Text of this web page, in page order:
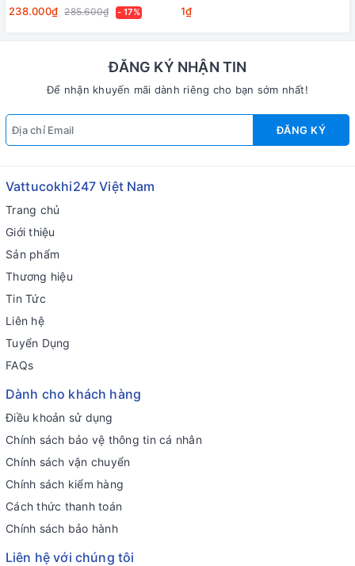
238.000₫ 285.600₫ - 17%
1₫
ĐĂNG KÝ NHẬN TIN
Để nhận khuyến mãi dành riêng cho bạn sớm nhất!
ĐĂNG KÝ
Vattucokhi247 Việt Nam
Trang chủ
Giới thiệu
Sản phẩm
Thương hiệu
Tin Tức
Liên hệ
Tuyển Dụng
FAQs
Dành cho khách hàng
Điều khoản sử dụng
Chính sách bảo vệ thông tin cá nhân
Chính sách vận chuyển
Chính sách kiểm hàng
Cách thức thanh toán
Chính sách bảo hành
Liên hệ với chúng tôi